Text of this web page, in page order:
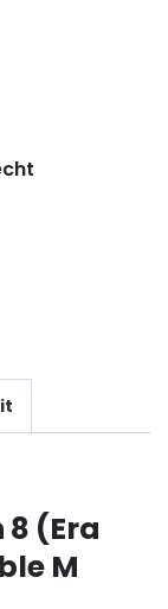
8 (Era
M